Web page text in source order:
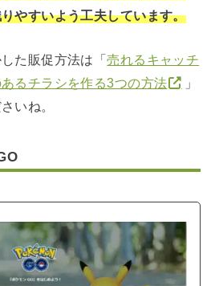
やすいよう工夫しています。
た販促方法は「売れるキャッチ
るチラシを作る3つの方法
」
いね。